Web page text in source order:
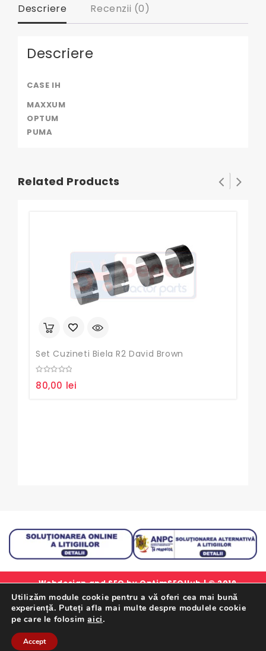
Descriere Recenzii (0)
Descriere
CASE IH
MAXXUM
OPTUM
PUMA
Related Products
Set Cuzineti Biela R2 David Brown
out
80,00 lei
Webdesign and SEO byOptimSEOHub| © 2019
simlorex.ro - Toate drepturile rezervate.
Formular Retur Garantii
Certificat Garantie
Utilizăm module cookie pentru a vă oferi cea mai bună
experiență. Puteți afla mai multe despre modulele cookie
pe care le folosim aici.
Accept